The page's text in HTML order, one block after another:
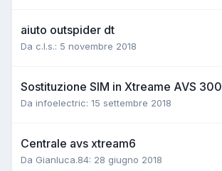
aiuto outspider dt
Da c.l.s.: 5 novembre 2018
Sostituzione SIM in Xtreame AVS 300
Da infoelectric: 15 settembre 2018
Centrale avs xtream6
Da Gianluca.84: 28 giugno 2018